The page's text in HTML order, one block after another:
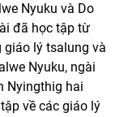
Nyuku và Do
đã học tập từ
giáo lý tsalung và
Nyuku, ngài
Nyingthig hai
về các giáo lý